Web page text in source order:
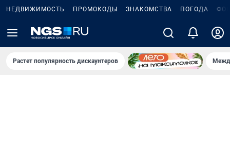
НЕДВИЖИМОСТЬ ПРОМОКОДЫ ЗНАКОМСТВА ПОГОДА
Растет популярность дискаунтеров